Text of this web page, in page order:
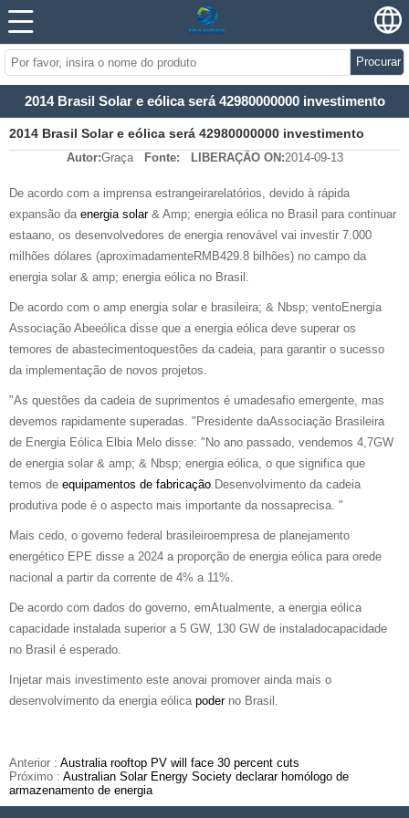
Procurar
2014 Brasil Solar e eólica será 42980000000 investimento
2014 Brasil Solar e eólica será 42980000000 investimento
Autor:Graça Fonte: LIBERAÇÃO ON:2014-09-13
De acordo com a imprensa estrangeirarelatórios, devido à rápida
expansão da energia solar & Amp; energia eólica no Brasil para continuar
estaano, os desenvolvedores de energia renovável vai investir 7.000
milhões dólares (aproximadamenteRMB429.8 bilhões) no campo da
energia solar & amp; energia eólica no Brasil.
De acordo com o amp energia solar e brasileira; & Nbsp; ventoEnergia
Associação Abeeólica disse que a energia eólica deve superar os
temores de abastecimentoquestões da cadeia, para garantir o sucesso
da implementação de novos projetos.
"As questões da cadeia de suprimentos é umadesafio emergente, mas
devemos rapidamente superadas. "Presidente daAssociação Brasileira
de Energia Eólica Elbia Melo disse: "No ano passado, vendemos 4,7GW
de energia solar & amp; & Nbsp; energia eólica, o que significa que
temos de equipamentos de fabricação.Desenvolvimento da cadeia
produtiva pode é o aspecto mais importante da nossaprecisa. "
Mais cedo, o governo federal brasileiroempresa de planejamento
energético EPE disse a 2024 a proporção de energia eólica para orede
nacional a partir da corrente de 4% a 11%.
De acordo com dados do governo, emAtualmente, a energia eólica
capacidade instalada superior a 5 GW, 130 GW de instaladocapacidade
no Brasil é esperado.
Injetar mais investimento este anovai promover ainda mais o
desenvolvimento da energia eólica poderno Brasil.
Anterior : Australia rooftop PV will face 30 percent cuts
Próximo : Australian Solar Energy Society declarar homólogo de
armazenamento de energia